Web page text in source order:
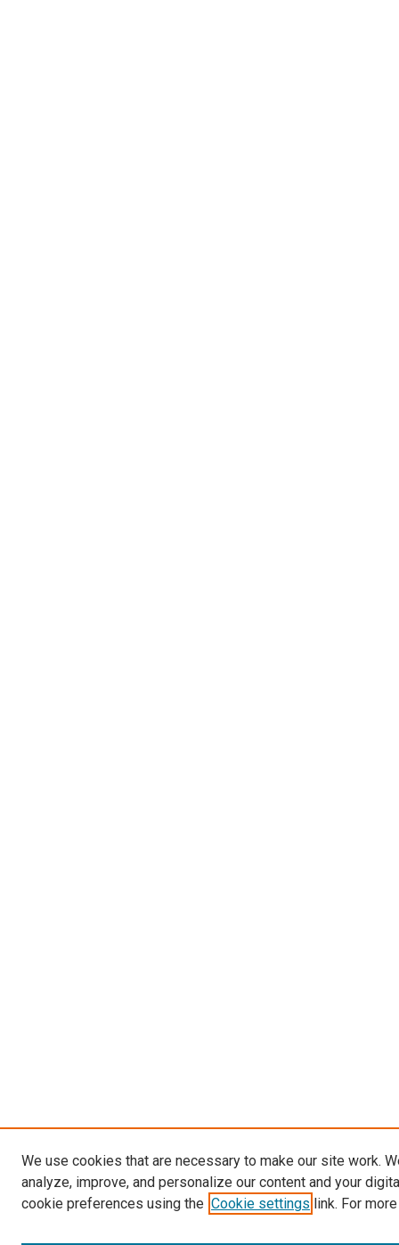
We use cookies that are necessary to make our site work.
analyze, improve, and personalize our content and your
cookie preferences using the Cookie settings link. For